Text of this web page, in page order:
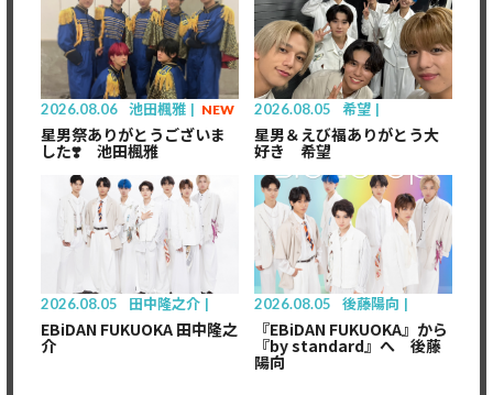
2026.08.06 池田楓雅 NEW
星男祭ありがとうございま
した❣️ 池田楓雅
2026.08.05 希望
星男＆えび福ありがとう大
好き 希望
2026.08.05 田中隆之介
EBiDAN FUKUOKA 田中隆之
介
2026.08.05 後藤陽向
『EBiDAN FUKUOKA』から
『by standard』へ 後藤
陽向